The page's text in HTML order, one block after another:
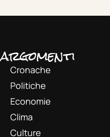
argomenti
Cronache
Politiche
Economie
Clima
Culture